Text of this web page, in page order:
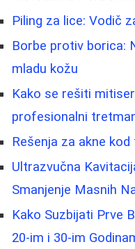
Piling za lice: Vodič
Borbe protiv borica:
mladu kožu
Kako se rešiti
profesionalni
Rešenja za akne
Ultrazvučna
Smanjenje Masnih
Kako Suzbijati Prve
20-im i 30-im